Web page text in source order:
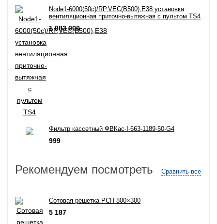
Node1-6000(50c)/RP,VEC(B500),E38 установка
вентиляционная приточно-вытяжная с пультом TS4
1 083 000
Фильтр кассетный ФВКас-I-663-1189-50-G4
999
Рекомендуем посмотреть Сравнить все
Сотовая решетка РСН 800×300
5 187